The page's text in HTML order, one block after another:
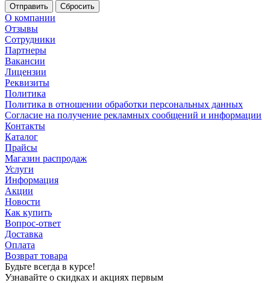
Сбросить
О компании
Отзывы
Сотрудники
Партнеры
Вакансии
Лицензии
Реквизиты
Политика
Политика в отношении обработки персональных данных
Согласие на получение рекламных сообщений и информации
Контакты
Каталог
Прайсы
Магазин распродаж
Услуги
Информация
Акции
Новости
Как купить
Вопрос-ответ
Доставка
Оплата
Возврат товара
Будьте всегда в курсе!
Узнавайте о скидках и акциях первым